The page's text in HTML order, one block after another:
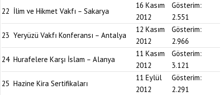
22 İlim ve Hikmet Vakfı – Sakarya
16 Kasım
2012
Gösterim:
2.551
23 Yeryüzü Vakfı Konferansı – Antalya
12 Kasım
2012
Gösterim:
2.966
24 Hurafelere Karşı İslam – Alanya
11 Kasım
2012
Gösterim:
3.121
25 Hazine Kira Sertifikaları
11 Eylül
2012
Gösterim:
2.291